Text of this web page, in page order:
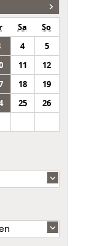
Sa
So
4
5
11
12
18
19
25
26